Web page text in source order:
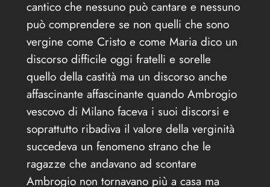
cantico che nessuno può cantare e nessuno
può comprendere se non quelli che sono
vergine come Cristo e come Maria dico un
discorso difficile oggi fratelli e sorelle
quello della castità ma un discorso anche
affascinante affascinante quando Ambrogio
vescovo di Milano faceva i suoi discorsi e
soprattutto ribadiva il valore della verginità
succedeva un fenomeno strano che le
ragazze che andavano ad scontare
Ambrogio non tornavano più a casa ma